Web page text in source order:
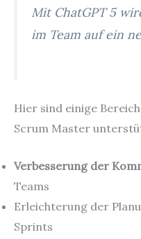
Mit ChatGPT 5
im Team auf ein
Hier sind einige
Scrum Master
Verbesserung der
Teams
Erleichterung der
Sprints